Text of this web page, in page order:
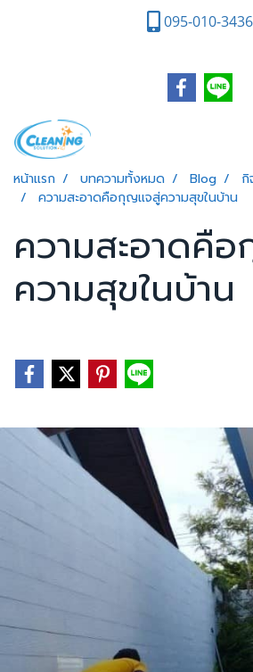
095-010-3436
หน้าแรก บทความทั้งหมด Blog
กิ
ความสะอาดคือกุญแจสู่ความสุขในบ้าน
ความสะอาดคื
ความสุขในบ้าน